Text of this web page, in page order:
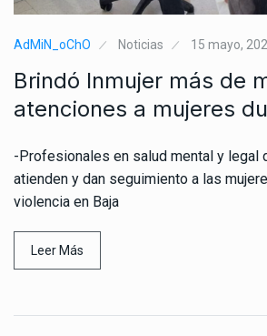
AdMiN_oChO Noticias 15 mayo,
Brindó Inmujer más de
atenciones a mujeres
-Profesionales en salud mental y legal
atienden y dan seguimiento a las
violencia en Baja
Leer Más